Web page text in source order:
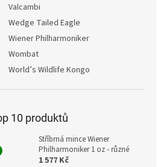
Valcambi
Wedge Tailed Eagle
Wiener Philharmoniker
Wombat
World’s Wildlife Kongo
10 produktů
Stříbrná mince Wiener
Philharmoniker 1 oz - různé
1 577 Kč